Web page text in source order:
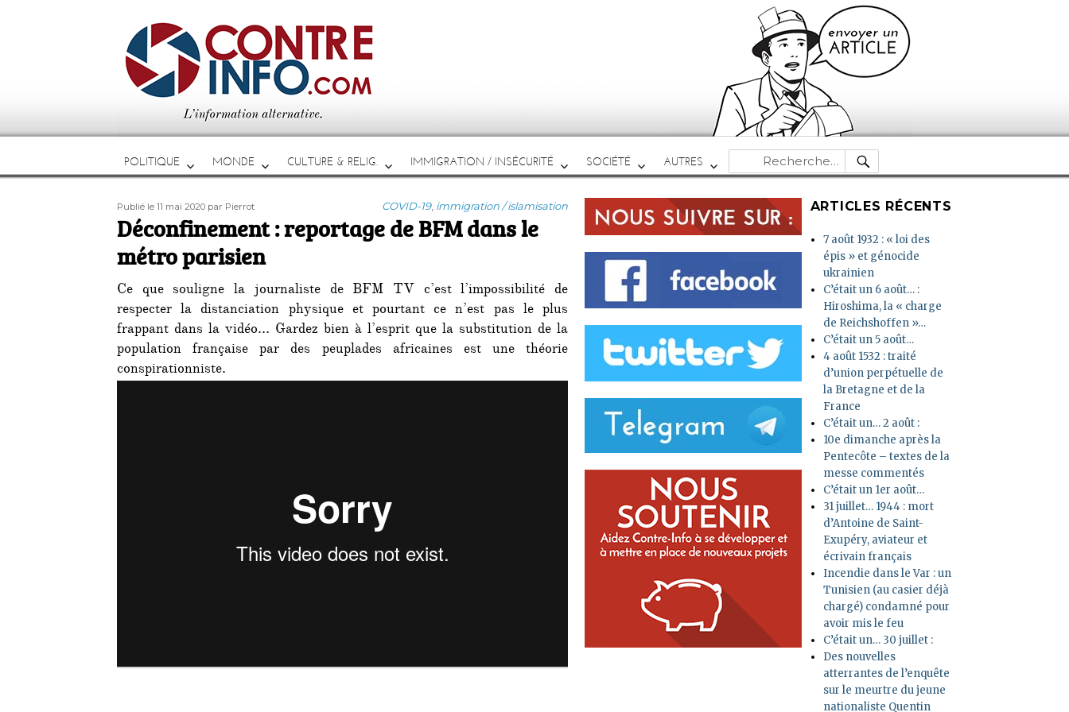
POLITIQUE MONDE CULTURE & RELIG. IMMIGRATION / INSÉCURITÉ SOCIÉTÉ AUTRES
Recherche
pour :
RECHERCHE
Publié
le
Publié le 11 mai 2020 Auteur
par Pierrot Catégories
COVID-19, immigration / islamisation
Déconfinement : reportage de BFM dans le
métro parisien
Ce que souligne la journaliste de BFM TV c’est l’impossibilité de
respecter la distanciation physique et pourtant ce n’est pas le plus
frappant dans la vidéo… Gardez bien à l’esprit que la substitution de la
population française par des peuplades africaines est une théorie
conspirationniste.
ARTICLES RÉCENTS
7 août 1932 : « loi des
épis » et génocide
ukrainien
C’était un 6 août… :
Hiroshima, la « charge
de Reichshoffen »…
C’était un 5 août…
4 août 1532 : traité
d’union perpétuelle de
la Bretagne et de la
France
C’était un… 2 août :
10e dimanche après la
Pentecôte – textes de la
messe commentés
C’était un 1er août…
31 juillet… 1944 : mort
d’Antoine de Saint-
Exupéry, aviateur et
écrivain français
Incendie dans le Var : un
Tunisien (au casier déjà
chargé) condamné pour
avoir mis le feu
C’était un… 30 juillet :
Des nouvelles
atterrantes de l’enquête
sur le meurtre du jeune
nationaliste Quentin